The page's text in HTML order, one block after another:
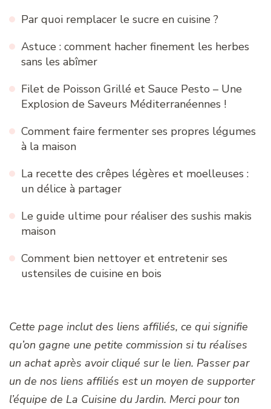
Par quoi remplacer le sucre en cuisine ?
Astuce : comment hacher finement les herbes
sans les abîmer
Filet de Poisson Grillé et Sauce Pesto – Une
Explosion de Saveurs Méditerranéennes !
Comment faire fermenter ses propres légumes
à la maison
La recette des crêpes légères et moelleuses :
un délice à partager
Le guide ultime pour réaliser des sushis makis
maison
Comment bien nettoyer et entretenir ses
ustensiles de cuisine en bois
Cette page inclut des liens affiliés, ce qui signifie
qu’on gagne une petite commission si tu réalises
un achat après avoir cliqué sur le lien. Passer par
un de nos liens affiliés est un moyen de supporter
l’équipe de La Cuisine du Jardin. Merci pour ton